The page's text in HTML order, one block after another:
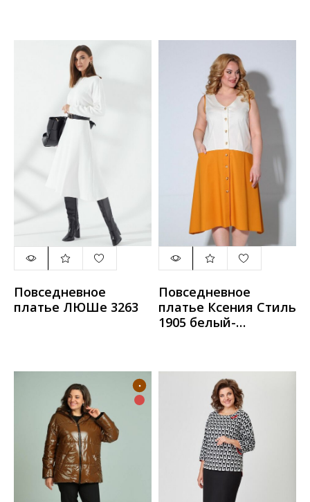
Повседневное
платье ЛЮШе 3263
Повседневное
платье Ксения Стиль
1905 белый-